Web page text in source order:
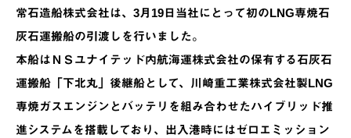
常石造船株式会社は、3月19日当社にとって初のLNG専焼石
灰石運搬船の引渡しを行いました。
本船はＮＳユナイテッド内航海運株式会社の保有する石灰石
運搬船「下北丸」後継船として、川崎重工業株式会社製LNG
専焼ガスエンジンとバッテリを組み合わせたハイブリッド推
進システムを搭載しており、出入港時にはゼロエミッション